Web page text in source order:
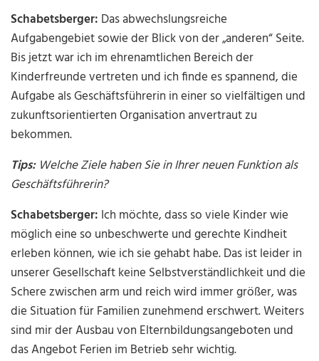
Schabetsberger: Das abwechslungsreiche
Aufgabengebiet sowie der Blick von der „anderen“ Seite.
Bis jetzt war ich im ehrenamtlichen Bereich der
Kinderfreunde vertreten und ich finde es spannend, die
Aufgabe als Geschäftsführerin in einer so vielfältigen und
zukunftsorientierten Organisation anvertraut zu
bekommen.
Tips:Welche Ziele haben Sie in Ihrer neuen Funktion als
Geschäftsführerin?
Schabetsberger: Ich möchte, dass so viele Kinder wie
möglich eine so unbeschwerte und gerechte Kindheit
erleben können, wie ich sie gehabt habe. Das ist leider in
unserer Gesellschaft keine Selbstverständlichkeit und die
Schere zwischen arm und reich wird immer größer, was
die Situation für Familien zunehmend erschwert. Weiters
sind mir der Ausbau von Elternbildungsangeboten und
das Angebot Ferien im Betrieb sehr wichtig.